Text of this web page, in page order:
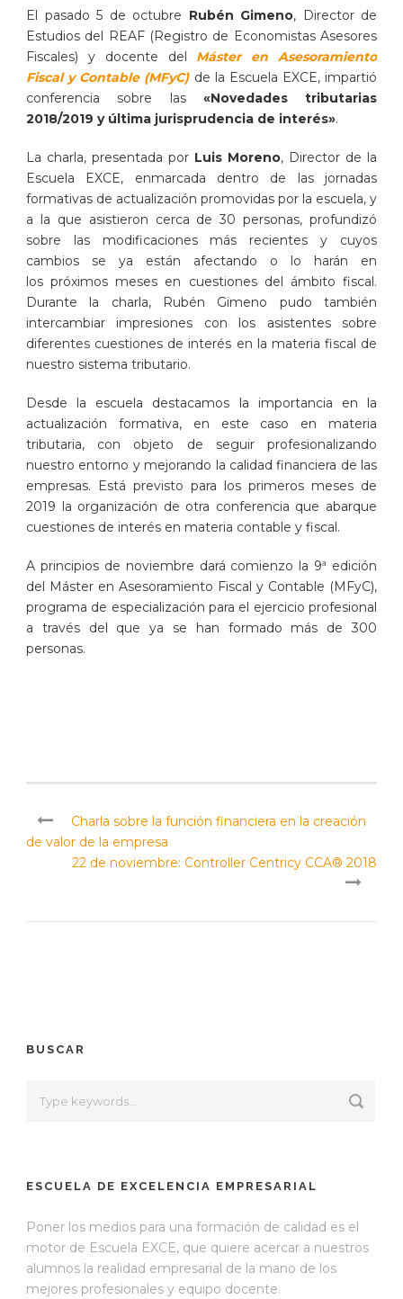
El pasado 5 de octubre Rubén Gimeno, Director de
Estudios del REAF (Registro de Economistas Asesores
Fiscales) y docente del Máster en Asesoramiento
Fiscal y Contable (MFyC)de la Escuela EXCE, impartió
conferencia sobre las «Novedades tributarias
2018/2019 y última jurisprudencia de interés».
La charla, presentada por Luis Moreno, Director de la
Escuela EXCE, enmarcada dentro de las jornadas
formativas de actualización promovidas por la escuela, y
a la que asistieron cerca de 30 personas, profundizó
sobre las modificaciones más recientes y cuyos
cambios se ya están afectando o lo harán en
los próximos meses en cuestiones del ámbito fiscal.
Durante la charla, Rubén Gimeno pudo también
intercambiar impresiones con los asistentes sobre
diferentes cuestiones de interés en la materia fiscal de
nuestro sistema tributario.
Desde la escuela destacamos la importancia en la
actualización formativa, en este caso en materia
tributaria, con objeto de seguir profesionalizando
nuestro entorno y mejorando la calidad financiera de las
empresas. Está previsto para los primeros meses de
2019 la organización de otra conferencia que abarque
cuestiones de interés en materia contable y fiscal.
A principios de noviembre dará comienzo la 9ª edición
del Máster en Asesoramiento Fiscal y Contable (MFyC),
programa de especialización para el ejercicio profesional
a través del que ya se han formado más de 300
personas.
Charla sobre la función financiera en la creación
de valor de la empresa
22 de noviembre: Controller Centricy CCA® 2018
BUSCAR
ESCUELA DE EXCELENCIA EMPRESARIAL
Poner los medios para una formación de calidad es el
motor de Escuela EXCE, que quiere acercar a nuestros
alumnos la realidad empresarial de la mano de los
mejores profesionales y equipo docente.